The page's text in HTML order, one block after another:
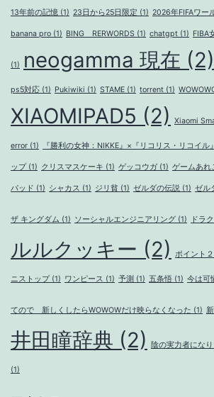
13年前の記憶 (1) 23日から25日限定 (1) 2026年FIFAワー
banana pro (1) BING RERWORDS (1) chatgpt (1) FIBA
(1) neogamma 現在 (2)
ps5対応 (1) Pukiwiki (1) STAME (1) torrent (1)
XIAOMIPAD5 (2) Xiaomi
error (1) 『勝利の女神：NIKKE』×『リコリス・リコイル』
ップ (1) クリスマスケーキ (1) ゲッコウガ (1) ゲームあれ
パッド (1) シャカス (1) ジリ貧 (1) ゼルダの伝説 (1) ゼル
ザ キングダム (1) ソーシャルエンジニアリング (1) ドラ
ルルクッキー (2) ポイント
ニストップ (1) ワンピース (1) 予測 (1) 五条悟 (1) 今は可
てので 新しくしたらWOWOWだけ映らなくなった (1)
井田瞳辞典 (2) 陰の実力者にな
(1)